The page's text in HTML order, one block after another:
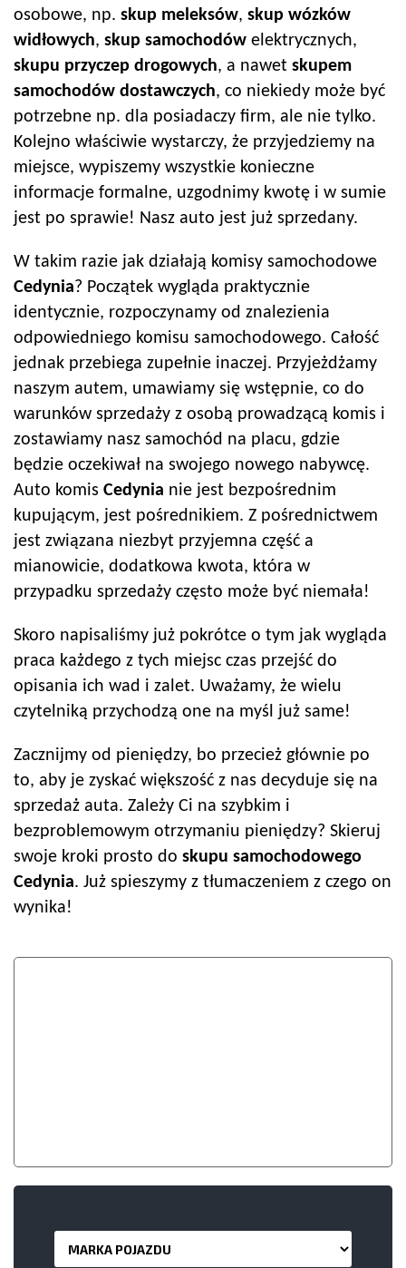
osobowe, np. skup meleksów, skup wózków
widłowych, skup samochodów elektrycznych,
skupu przyczep drogowych, a nawet skupem
samochodów dostawczych, co niekiedy może być
potrzebne np. dla posiadaczy firm, ale nie tylko.
Kolejno właściwie wystarczy, że przyjedziemy na
miejsce, wypiszemy wszystkie konieczne
informacje formalne, uzgodnimy kwotę i w sumie
jest po sprawie! Nasz auto jest już sprzedany.
W takim razie jak działają komisy samochodowe
Cedynia ? Początek wygląda praktycznie
identycznie, rozpoczynamy od znalezienia
odpowiedniego komisu samochodowego. Całość
jednak przebiega zupełnie inaczej. Przyjeżdżamy
naszym autem, umawiamy się wstępnie, co do
warunków sprzedaży z osobą prowadzącą komis i
zostawiamy nasz samochód na placu, gdzie
będzie oczekiwał na swojego nowego nabywcę.
Auto komis Cedynia nie jest bezpośrednim
kupującym, jest pośrednikiem. Z pośrednictwem
jest związana niezbyt przyjemna część a
mianowicie, dodatkowa kwota, która w
przypadku sprzedaży często może być niemała!
Skoro napisaliśmy już pokrótce o tym jak wygląda
praca każdego z tych miejsc czas przejść do
opisania ich wad i zalet. Uważamy, że wielu
czytelniką przychodzą one na myśl już same!
Zacznijmy od pieniędzy, bo przecież głównie po
to, aby je zyskać większość z nas decyduje się na
sprzedaż auta. Zależy Ci na szybkim i
bezproblemowym otrzymaniu pieniędzy? Skieruj
swoje kroki prosto do skupu samochodowego
Cedynia. Już spieszymy z tłumaczeniem z czego on
wynika!